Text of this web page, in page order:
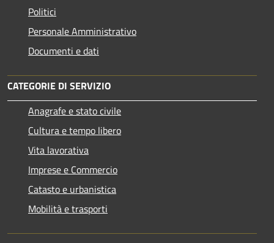
Politici
Personale Amministrativo
Documenti e dati
CATEGORIE DI SERVIZIO
Anagrafe e stato civile
Cultura e tempo libero
Vita lavorativa
Imprese e Commercio
Catasto e urbanistica
Mobilità e trasporti